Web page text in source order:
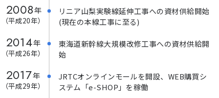
2008年
（平成20年）
リニア山梨実験線延伸工事への資材供給開始
(現在の本線工事に至る)
2014年
（平成26年）
東海道新幹線大規模改修工事への資材供給開
始
2017年
（平成29年）
JRTCオンラインモールを開設、WEB購買シ
ステム「e-SHOP」を稼働